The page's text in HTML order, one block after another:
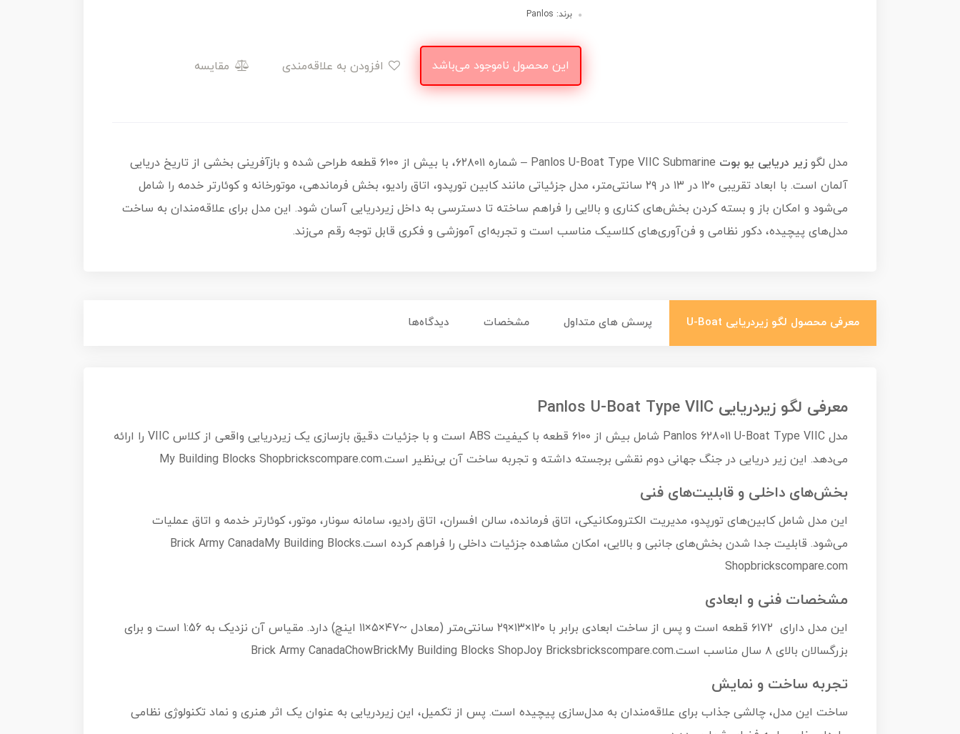
برند: Panlos
این محصول ناموجود می‌باشد مقایسه
مدل لگو زیر دریایی یو بوت
Panlos U-Boat Type VIIC Submarine – شماره ۶۲۸۰۱۱، با بیش از ۶۱۰۰ قطعه طراحی شده و بازآفرینی بخشی از تاریخ دریایی
آلمان است. با ابعاد تقریبی ۱۲۰ در ۱۳ در ۲۹ سانتی‌متر، مدل جزئیاتی مانند کابین تورپدو، اتاق رادیو، بخش فرماندهی، موتورخانه و کوئارتر خدمه را شامل
می‌شود و امکان باز و بسته کردن بخش‌های کناری و بالایی را فراهم ساخته تا دسترسی به داخل زیردریایی آسان شود. این مدل برای علاقه‌مندان به ساخت
مدل‌های پیچیده، دکور نظامی و فن‌آوری‌های کلاسیک مناسب است و تجربه‌ای آموزشی و فکری قابل توجه رقم می‌زند.
معرفی محصول لگو زیردریایی U-Boat پرسش های متداول مشخصات دیدگاه‌ها
معرفی لگو زیردریایی Panlos U-Boat Type VIIC
مدل Panlos 628011 U-Boat Type VIIC شامل بیش از ۶۱۰۰ قطعه با کیفیت ABS است و با جزئیات دقیق بازسازی یک زیردریایی واقعی از کلاس VIIC را ارائه
می‌دهد. این زیر دریایی در جنگ جهانی دوم نقشی برجسته داشته و تجربه ساخت آن بی‌نظیر است.My Building Blocks Shopbrickscompare.com
بخش‌های داخلی و قابلیت‌های فنی
این مدل شامل کابین‌های تورپدو، مدیریت الکترومکانیکی، اتاق فرمانده، سالن افسران، اتاق رادیو، سامانه سونار، موتور، کوئارتر خدمه و اتاق عملیات
می‌شود. قابلیت جدا شدن بخش‌های جانبی و بالایی، امکان مشاهده جزئیات داخلی را فراهم کرده است.Brick Army CanadaMy Building Blocks
Shopbrickscompare.com
مشخصات فنی و ابعادی
این مدل دارای ۶۱۷۲ قطعه است و پس از ساخت ابعادی برابر با ۱۲۰×۱۳×۲۹ سانتی‌متر (معادل ~۴۷×۵×۱۱ اینچ) دارد. مقیاس آن نزدیک به 1:56 است و برای
بزرگسالان بالای ۸ سال مناسب است.Brick Army CanadaChowBrickMy Building Blocks ShopJoy Bricksbrickscompare.com
تجربه ساخت و نمایش
ساخت این مدل، چالشی جذاب برای علاقه‌مندان به مدل‌سازی پیچیده است. پس از تکمیل، این زیردریایی به عنوان یک اثر هنری و نماد تکنولوژی نظامی